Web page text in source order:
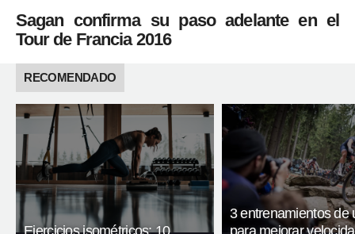
Sagan confirma su paso adelante en el
Tour de Francia 2016
RECOMENDADO
Ejercicios isométricos: 10
3 entrenamientos de
para mejorar